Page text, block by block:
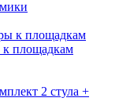
к площадкам
2 стула +